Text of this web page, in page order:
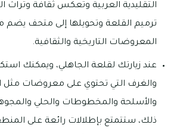
التقليدية العربية وتعكس ثقافة وتراث
ترميم القلعة وتحويلها إلى متحف
المعروضات التاريخية والثقافية.
عند زيارتك لقلعة الجاهلي، ويمكنك
والغرف التي تحتوي على معروضات مثل
والأسلحة والمخطوطات والحلي
ذلك، ستتمتع بإطلالات رائعة على